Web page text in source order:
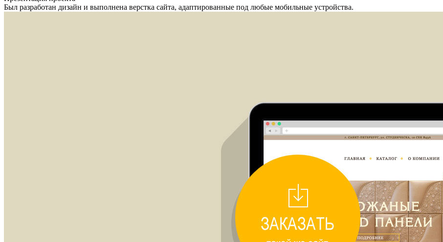
Был разработан дизайн и выполнена верстка сайта, адаптированные под любые мобильные устройства.